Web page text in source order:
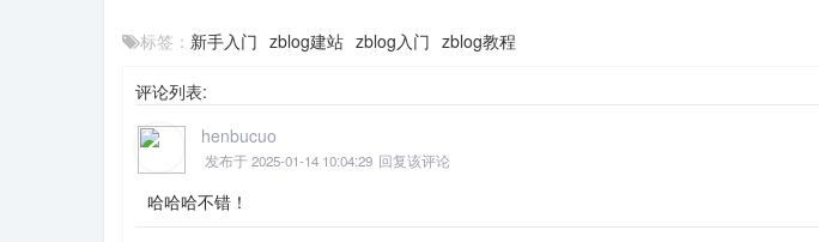
标签： 新手入门 zblog建站 zblog入门 zblog教程
评论列表:
henbucuo
发布于 2025-01-14 10:04:29 回复该评论
哈哈哈不错！